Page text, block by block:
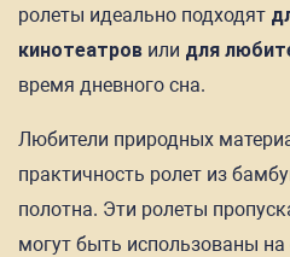
ролеты идеально подходят
кинотеатров или для
время дневного сна.
Любители природных
практичность ролет из
полотна. Эти ролеты
могут быть использованы